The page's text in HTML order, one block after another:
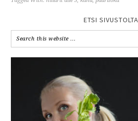
ETSI SIVUSTOLTA